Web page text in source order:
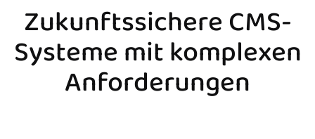
Zukunftssichere CMS-
Systeme mit komplexen
Anforderungen